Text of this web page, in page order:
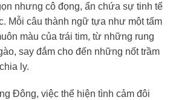
nhưng cô đọng, ẩn chứa sự tinh tế
Mỗi câu thành ngữ tựa như một tấm
màu của trái tim, từ những rung
say đắm cho đến những nốt trầm
ly.
Đông, việc thể hiện tình cảm đôi